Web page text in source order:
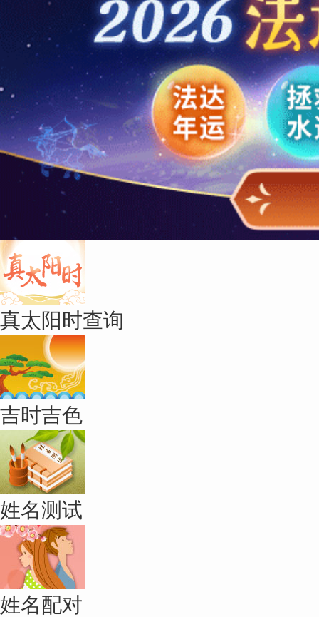
真太阳时查询
吉时吉色
姓名测试
姓名配对